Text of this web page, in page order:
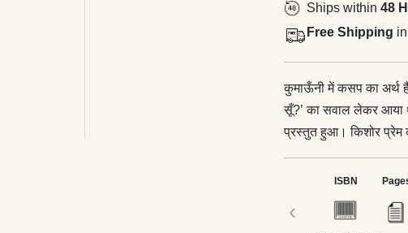
Ships within48
Free Shipping
कुमाऊँनी में कसप का अर्थ है
सूँ?’ का सवाल लेकर आया
प्रस्तुत हुआ। किशोर प्रेम की नितान्त सुपरिचित और सुमधुर कहानी को कसप में एक वृद्ध
प्रस्तुत कर रहा है।
प्राध्यापक मानवीय प्रेम
लिखते हुए मनोहर श्याम
‹
ISBN